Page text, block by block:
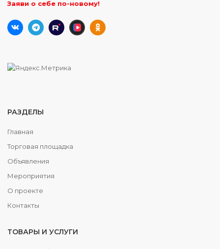
Заяви о себе по-новому!
РАЗДЕЛЫ
Главная
Торговая площадка
Объявления
Мероприятия
О проекте
Контакты
ТОВАРЫ И УСЛУГИ